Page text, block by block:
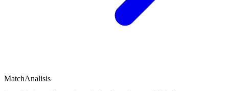
MatchAnalisis